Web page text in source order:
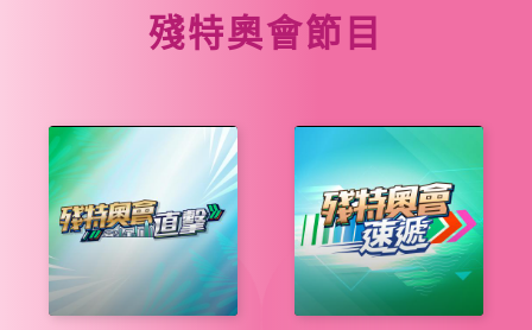
殘特奧會節目